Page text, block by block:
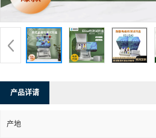
产品详请
产地